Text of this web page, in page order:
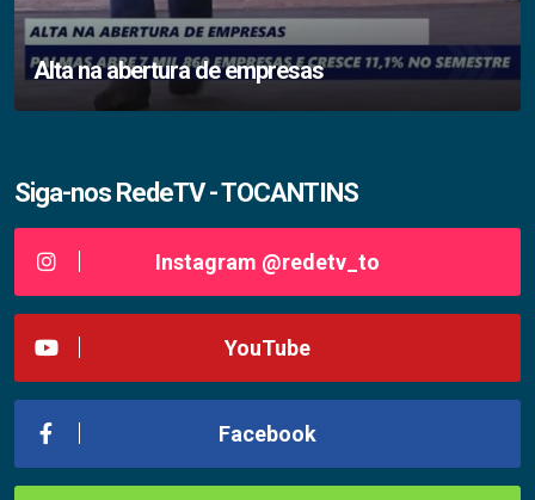
Alta na abertura de empresas
Siga-nos RedeTV - TOCANTINS
Instagram @redetv_to
YouTube
Facebook